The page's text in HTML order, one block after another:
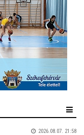
2026.08.07. 21:58